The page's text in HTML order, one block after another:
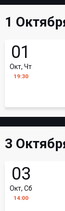
1
01
Окт, Чт
19:30
3
03
Окт, Сб
14:00